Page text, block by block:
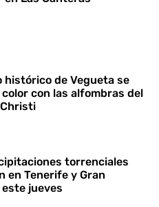
histórico de Vegueta se
color con las alfombras del
torrenciales
en Tenerife y Gran
jueves